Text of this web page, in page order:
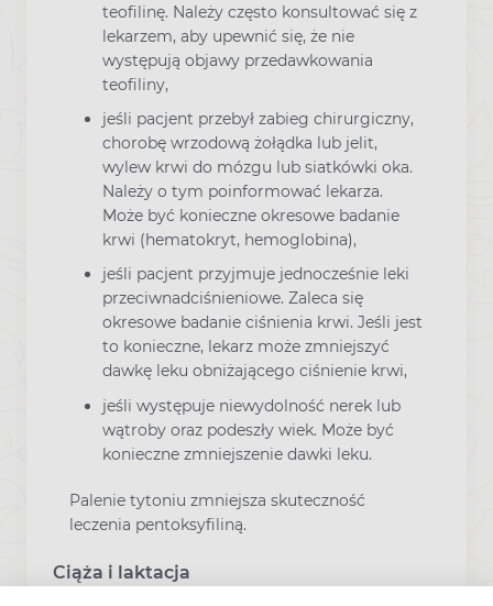
teofilinę. Należy często konsultować się z
lekarzem, aby upewnić się, że nie
występują objawy przedawkowania
teofiliny,
jeśli pacjent przebył zabieg chirurgiczny,
chorobę wrzodową żołądka lub jelit,
wylew krwi do mózgu lub siatkówki oka.
Należy o tym poinformować lekarza.
Może być konieczne okresowe badanie
krwi (hematokryt, hemoglobina),
jeśli pacjent przyjmuje jednocześnie leki
przeciwnadciśnieniowe. Zaleca się
okresowe badanie ciśnienia krwi. Jeśli jest
to konieczne, lekarz może zmniejszyć
dawkę leku obniżającego ciśnienie krwi,
jeśli występuje niewydolność nerek lub
wątroby oraz podeszły wiek. Może być
konieczne zmniejszenie dawki leku.
Palenie tytoniu zmniejsza skuteczność
leczenia pentoksyfiliną.
Ciąża i laktacja